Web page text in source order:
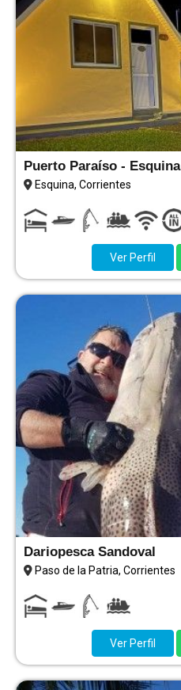
Puerto Paraíso - Esquina
Esquina, Corrientes
Ver Perfil
Dariopesca Sandoval
Paso de la Patria, Corrientes
Ver Perfil